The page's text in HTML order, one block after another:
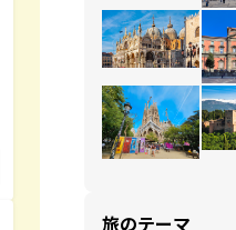
旅のテーマ